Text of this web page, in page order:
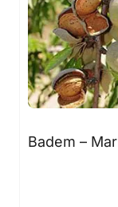
Badem –